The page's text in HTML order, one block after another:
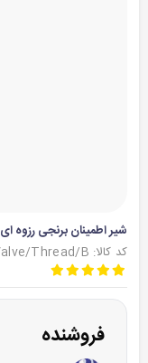
شیر اطمینان برنجی رزوه ای
کد کالا: SaftValve/Thread/B
فروشنده